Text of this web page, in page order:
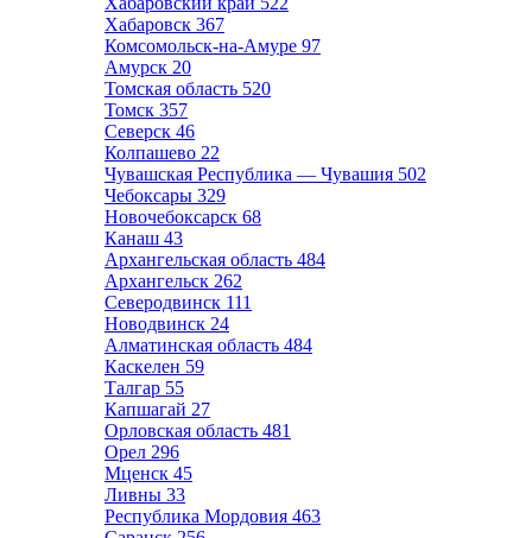
Хабаровск 367
Комсомольск-на-Амуре 97
Амурск 20
Томская область 520
Томск 357
Северск 46
Колпашево 22
Чувашская Республика — Чувашия 502
Чебоксары 329
Новочебоксарск 68
Канаш 43
Архангельская область 484
Архангельск 262
Северодвинск 111
Новодвинск 24
Алматинская область 484
Каскелен 59
Талгар 55
Капшагай 27
Орловская область 481
Орел 296
Мценск 45
Ливны 33
Республика Мордовия 463